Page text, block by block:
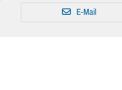
E-Mail